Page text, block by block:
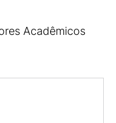
Acadêmicos